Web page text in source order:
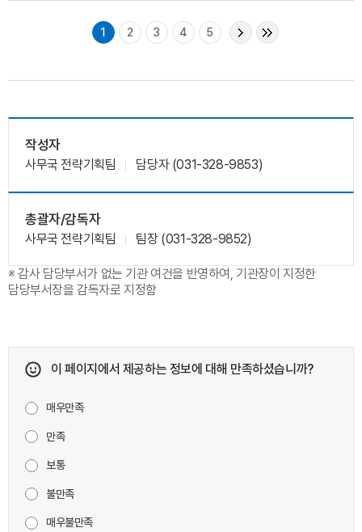
1 2 3 4 5
작성자
사무국 전략기획팀 담당자 (031-328-9853)
총괄자/감독자
사무국 전략기획팀 팀장 (031-328-9852)
※ 감사 담당부서가 없는 기관 여건을 반영하여, 기관장이 지정한
담당부서장을 감독자로 지정함
이 페이지에서 제공하는 정보에 대해 만족하셨습니까?
매우만족
만족
보통
불만족
매우불만족